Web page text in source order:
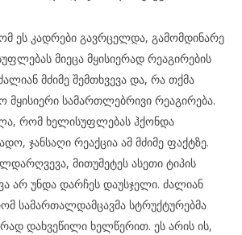
ეს კადრები გავრცელდა, გამომდინარე
მიეცა მყისიერად რეაგირების
მძიმე შემთხვევა და, რა თქმა
მყისიერი სამართლებრივი რეაგირება.
რომ ხელისუფლებას ჰქონდა
ჯანსაღი რეაქცია ამ მძიმე ფაქტზე.
მითუმეტეს ასეთი ტიპის
არ უნდა დარჩეს დაუსჯელი. ძალიან
სამართალდამცავმა სტრუქტურებმა
დახვეწილი ხელწერით. ეს არის ის,